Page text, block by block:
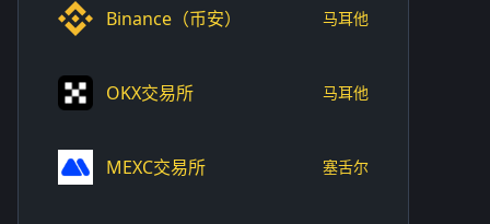
Binance（币安） 马耳他
OKX交易所 马耳他
MEXC交易所 塞舌尔